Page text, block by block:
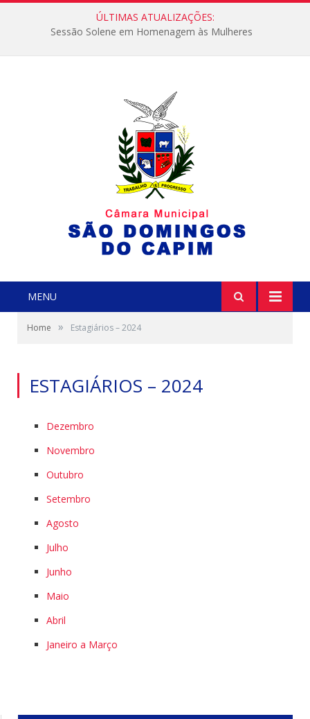
ÚLTIMAS ATUALIZAÇÕES:
Sessão Solene em Homenagem às Mulheres
MENU
Home » Estagiários – 2024
ESTAGIÁRIOS – 2024
Dezembro
Novembro
Outubro
Setembro
Agosto
Julho
Junho
Maio
Abril
Janeiro a Março